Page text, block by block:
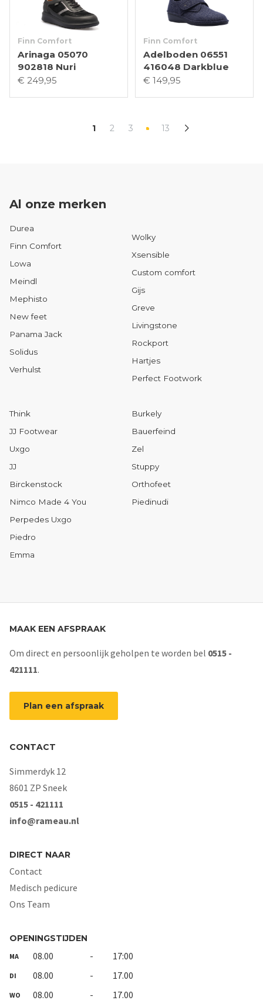
Finn Comfort
Arinaga 05070
902818 Nuri
€ 249,95
Finn Comfort
Adelboden 06551
416048 Darkblue
€ 149,95
1 2 3 13
Al onze merken
Durea
Finn Comfort
Lowa
Meindl
Mephisto
New feet
Panama Jack
Solidus
Verhulst
Wolky
Xsensible
Custom comfort
Gijs
Greve
Livingstone
Rockport
Hartjes
Perfect Footwork
Think
JJ Footwear
Uxgo
JJ
Birckenstock
Nimco Made 4 You
Perpedes Uxgo
Piedro
Emma
Burkely
Bauerfeind
Zel
Stuppy
Orthofeet
Piedinudi
MAAK EEN AFSPRAAK
Om direct en persoonlijk geholpen te worden bel 0515 -
421111.
Plan een afspraak
CONTACT
Simmerdyk 12
8601 ZP Sneek
0515 - 421111
info@rameau.nl
DIRECT NAAR
Contact
Medisch pedicure
Ons Team
OPENINGSTIJDEN
MA 08.00 - 17:00
DI 08.00 - 17.00
WO 08.00 - 17.00